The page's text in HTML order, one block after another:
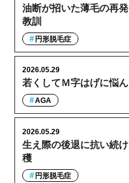
油断が招いた薄毛の再
教訓
円形脱毛症
若くしてＭ字はげに悩
2026.05.29
AGA
生え際の後退に抗い続
穫
2026.05.29
円形脱毛症